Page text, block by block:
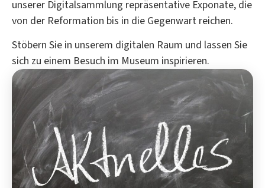
unserer Digitalsammlung repräsentative Exponate, die
von der Reformation bis in die Gegenwart reichen.
Stöbern Sie in unserem digitalen Raum und lassen Sie
sich zu einem Besuch im Museum inspirieren.